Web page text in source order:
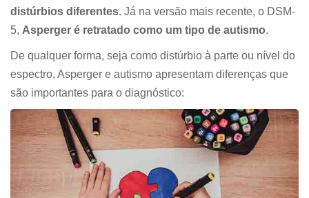
distúrbios diferentes. Já na versão mais recente, o DSM-
5, Asperger é retratado como um tipo de autismo.
De qualquer forma, seja como distúrbio à parte ou nível do
espectro, Asperger e autismo apresentam diferenças que
são importantes para o diagnóstico: